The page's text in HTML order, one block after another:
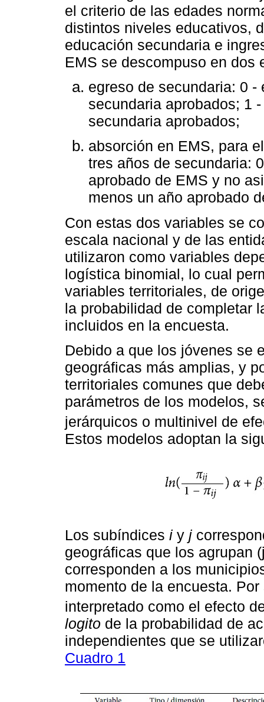
el criterio de las edades
distintos niveles educativos,
educación secundaria e
EMS se descompuso en dos
egreso de secundaria: 0
secundaria aprobados; 1
secundaria aprobados;
absorción en EMS, para
tres años de secundaria:
aprobado de EMS y no
menos un año aprobado
Con estas dos variables se
escala nacional y de las
utilizaron como variables
logística binomial, lo cual
variables territoriales, de
la probabilidad de completar
incluidos en la encuesta.
Debido a que los jóvenes se
geográficas más amplias, y
territoriales comunes que
parámetros de los modelos,
jerárquicos o multinivel de
Estos modelos adoptan la
Los subíndices i y j
geográficas que los agrupan
corresponden a los
momento de la encuesta.
interpretado como el efecto
logito de la probabilidad de
independientes que se
Cuadro 1